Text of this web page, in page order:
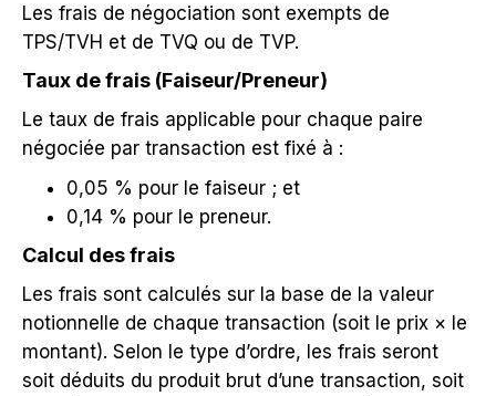
Les frais de négociation sont exempts de
TPS/TVH et de TVQ ou de TVP.
Taux de frais (Faiseur/Preneur)
Le taux de frais applicable pour chaque paire
négociée par transaction est fixé à :
0,05 % pour le faiseur ; et
0,14 % pour le preneur.
Calcul des frais
Les frais sont calculés sur la base de la valeur
notionnelle de chaque transaction (soit le prix × le
montant). Selon le type d’ordre, les frais seront
soit déduits du produit brut d’une transaction, soit